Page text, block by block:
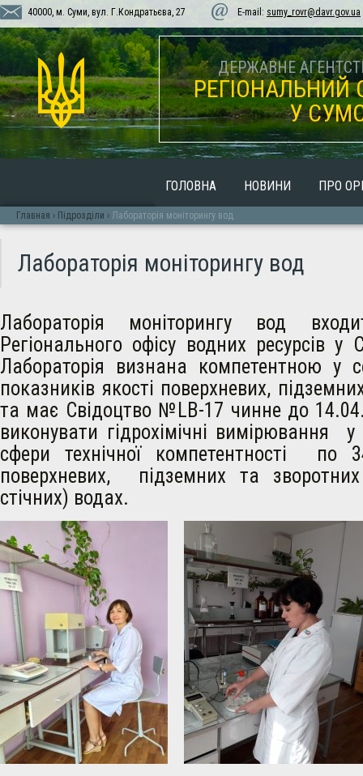
40000, м. Суми, вул. Г.Кондратьєва, 27 E-mail: sumy_rovr@davr.gov.ua
ДЕРЖАВНЕ
РЕГІОНАЛЬНИЙ
У
ГОЛОВНА НОВИНИ ПРО
Главная › Пiдроздiли › Лабораторія моніторингу вод
Лабораторія моніторингу вод
Лабораторія моніторингу вод
Регіонального офісу водних ресурсів у
Лабораторія визнана компетентною у
показників якості поверхневих,
та має Свідоцтво №LB-17 чинне до
виконувати гідрохімічні вимірювання у
сфери технічної компетентності по
поверхневих, підземних та
стічних) водах.